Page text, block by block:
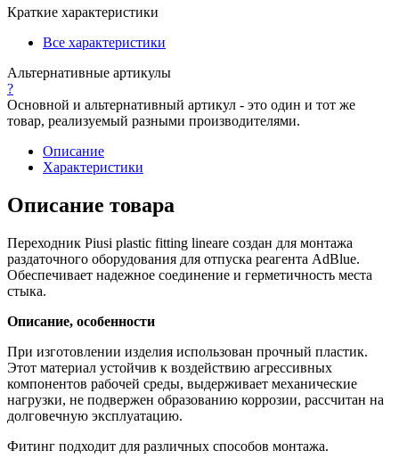
Краткие характеристики
Все характеристики
Альтернативные артикулы
?
Основной и альтернативный артикул - это один и тот же
товар, реализуемый разными производителями.
Описание
Характеристики
Описание товара
Переходник Piusi plastic fitting lineare создан для монтажа
раздаточного оборудования для отпуска реагента AdBlue.
Обеспечивает надежное соединение и герметичность места
стыка.
Описание, особенности
При изготовлении изделия использован прочный пластик.
Этот материал устойчив к воздействию агрессивных
компонентов рабочей среды, выдерживает механические
нагрузки, не подвержен образованию коррозии, рассчитан на
долговечную эксплуатацию.
Фитинг подходит для различных способов монтажа.